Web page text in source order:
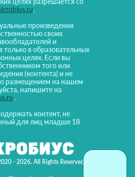
- 2026. All Rights Reserved!
.
произведения
своих
и
только в образовательных
целях. Если вы
того или
(контента) и не
размещением на нашем
напишите на
.
контент, не
для лиц младше 18